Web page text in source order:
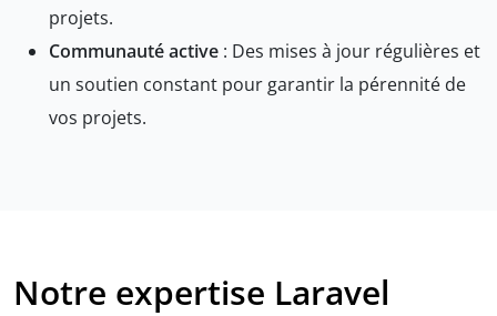
projets.
Communauté active : Des mises à jour régulières et
un soutien constant pour garantir la pérennité de
vos projets.
Notre expertise Laravel